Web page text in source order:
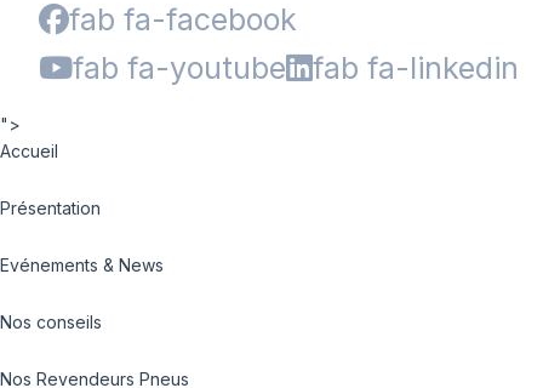
fab fa-facebook
fab fa-youtube
fab fa-linkedin
">
Accueil
Présentation
Evénements & News
Nos conseils
Nos Revendeurs Pneus